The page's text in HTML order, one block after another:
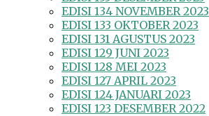
EDISI 134 NOVEMBER 2023
EDISI 133 OKTOBER 2023
EDISI 131 AGUSTUS 2023
EDISI 129 JUNI 2023
EDISI 128 MEI 2023
EDISI 127 APRIL 2023
EDISI 124 JANUARI 2023
EDISI 123 DESEMBER 2022